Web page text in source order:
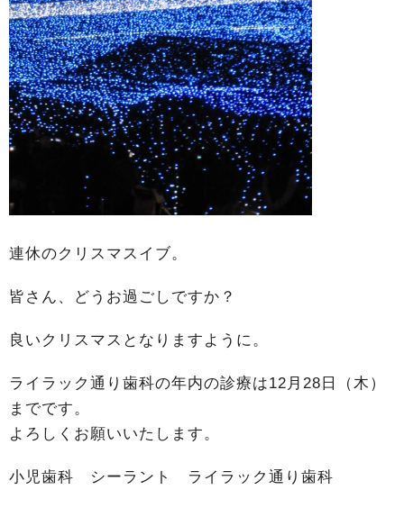
連休のクリスマスイブ。
皆さん、どうお過ごしですか？
良いクリスマスとなりますように。
ライラック通り歯科の年内の診療は12月28日（木）
までです。
よろしくお願いいたします。
小児歯科 シーラント ライラック通り歯科